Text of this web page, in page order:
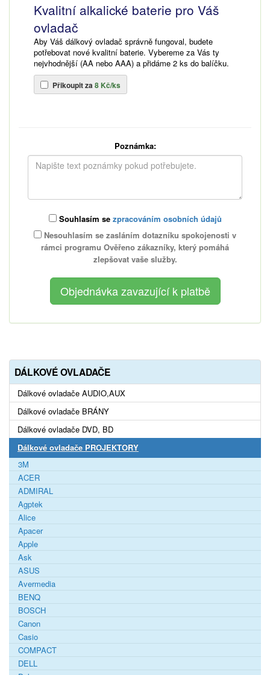
Kvalitní alkalické baterie pro Váš
ovladač
Aby Váš dálkový ovladač správně fungoval, budete
potřebovat nové kvalitní baterie. Vybereme za Vás ty
nejvhodnější (AA nebo AAA) a přidáme 2 ks do balíčku.
Přikoupit za8 Kč/ks
Poznámka:
Souhlasím se zpracováním osobních údajů
Nesouhlasím se zasláním dotazníku spokojenosti v
rámci programu Ověřeno zákazníky, který pomáhá
zlepšovat vaše služby.
DÁLKOVÉ OVLADAČE
Dálkové ovladače AUDIO,AUX
Dálkové ovladače BRÁNY
Dálkové ovladače DVD, BD
Dálkové ovladače PROJEKTORY
3M
ACER
ADMIRAL
Agptek
Alice
Apacer
Apple
Ask
ASUS
Avermedia
BENQ
BOSCH
Canon
Casio
COMPACT
DELL